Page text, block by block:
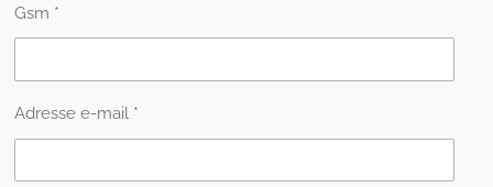
Gsm *
Adresse e-mail *